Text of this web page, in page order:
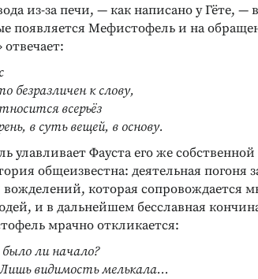
из-за печи, — как написано у Гёте, —
появляется Мефистофель и на
отвечает:
безразличен к слову,
всерьёз
в суть вещей, в основу.
улавливает Фауста его же
общеизвестна: деятельная погоня
которая сопровождается
и в дальнейшем бесславная
мрачно откликается:
ли начало?
видимость мелькала…